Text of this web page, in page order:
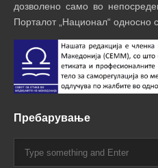
дозволено само во
Порталот „Национал“ односно
Пребарување